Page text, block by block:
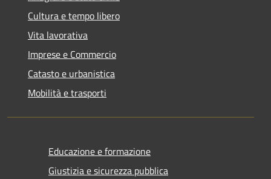
Cultura e tempo libero
Vita lavorativa
Imprese e Commercio
Catasto e urbanistica
Mobilità e trasporti
Educazione e formazione
Giustizia e sicurezza pubblica